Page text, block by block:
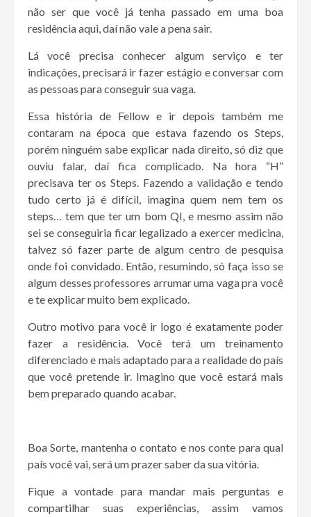
não ser que você já tenha passado em uma boa
residência aqui, daí não vale a pena sair.
Lá você precisa conhecer algum serviço e ter
indicações, precisará ir fazer estágio e conversar com
as pessoas para conseguir sua vaga.
Essa história de Fellow e ir depois também me
contaram na época que estava fazendo os Steps,
porém ninguém sabe explicar nada direito, só diz que
ouviu falar, daí fica complicado. Na hora “H”
precisava ter os Steps. Fazendo a validação e tendo
tudo certo já é difícil, imagina quem nem tem os
steps… tem que ter um bom QI, e mesmo assim não
sei se conseguiria ficar legalizado a exercer medicina,
talvez só fazer parte de algum centro de pesquisa
onde foi convidado. Então, resumindo, só faça isso se
algum desses professores arrumar uma vaga pra você
e te explicar muito bem explicado.
Outro motivo para você ir logo é exatamente poder
fazer a residência. Você terá um treinamento
diferenciado e mais adaptado para a realidade do país
que você pretende ir. Imagino que você estará mais
bem preparado quando acabar.
Boa Sorte, mantenha o contato e nos conte para qual
país você vai, será um prazer saber da sua vitória.
Fique a vontade para mandar mais perguntas e
compartilhar suas experiências, assim vamos